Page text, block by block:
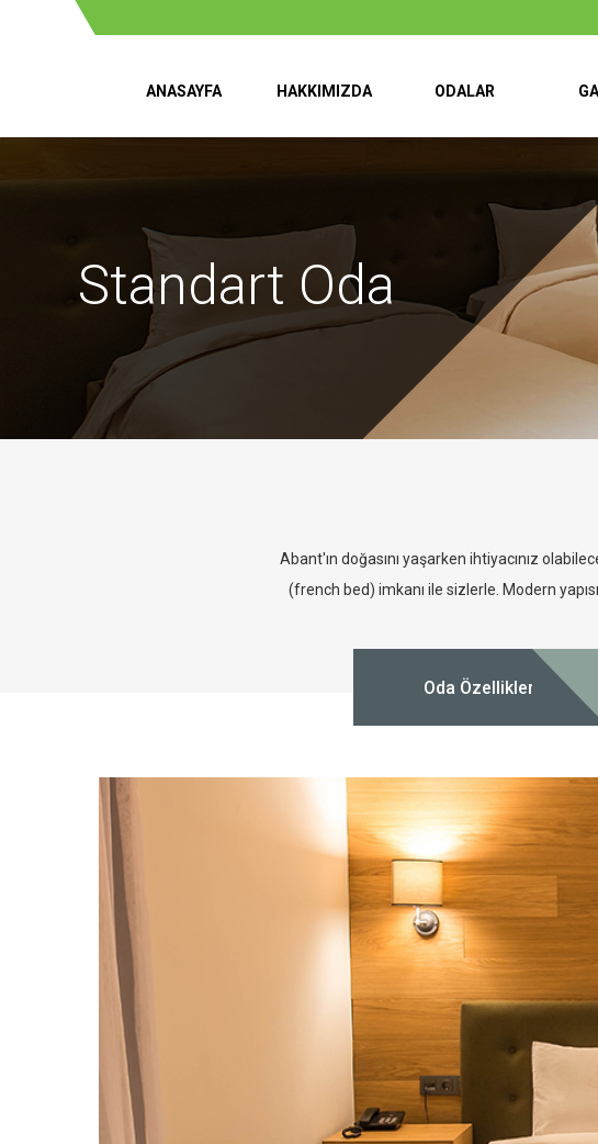
ANASAYFA HAKKIMIZDA ODALAR
Standart Oda
Abant'ın doğasını yaşarken ihtiyacınız
(french bed) imkanı ile sizlerle. Modern
Oda Özellikleri